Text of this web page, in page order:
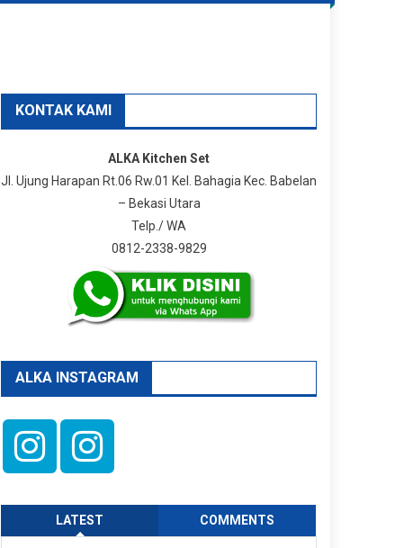
KONTAK KAMI
ALKA Kitchen Set
Jl. Ujung Harapan Rt.06 Rw.01 Kel. Bahagia Kec. Babelan
– Bekasi Utara
Telp./ WA
0812-2338-9829
ALKA INSTAGRAM
LATEST COMMENTS